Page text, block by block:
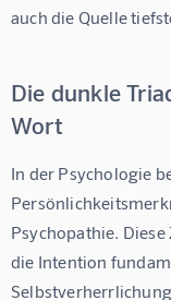
auch die Quelle
Die dunkle
Wort
In der Psychologie
Psychopathie.
die Intention